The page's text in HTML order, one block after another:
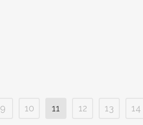
9 10 11 12 13
14